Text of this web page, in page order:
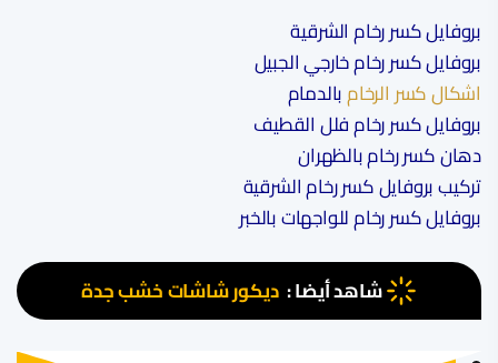
بروفايل كسر رخام الشرقية
بروفايل كسر رخام خارجي الجبيل
اشكال كسر الرخامبالدمام
بروفايل كسر رخام فلل القطيف
دهان كسر رخام بالظهران
تركيب بروفايل كسر رخام الشرقية
بروفايل كسر رخام للواجهات بالخبر
شاهد أيضا : ديكور شاشات خشب جدة